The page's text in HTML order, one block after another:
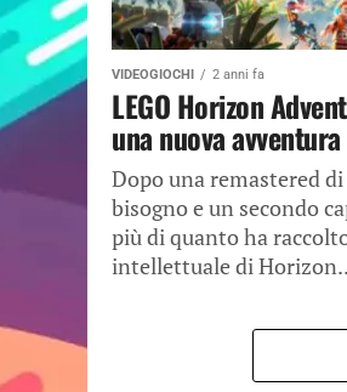
VIDEOGIOCHI 2 anni fa
LEGO Horizon
una nuova
Dopo una remastered
bisogno e un secondo
più di quanto ha
intellettuale di